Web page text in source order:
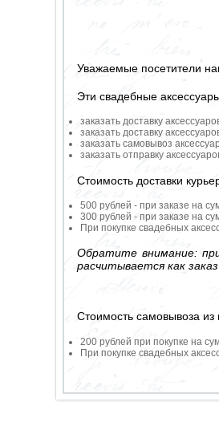
Уважаемые посетители
Эти свадебные
заказать доставку
заказать доставку
заказать самовывоз
заказать отправку
Стоимость доставки
500 рублей - при заказе на
300 рублей - при заказе на
При покупке свадебных
Обратите внимание:
расчитывается как
Стоимость самовывоза из
200 рублей при покупке на
При покупке свадебных